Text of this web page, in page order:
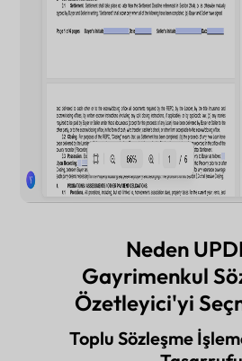
Neden
Gayrimenkul
Özetleyici'yi
Toplu Sözleşme